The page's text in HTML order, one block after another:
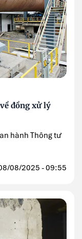
đồng xử lý
hành Thông tư
08/2025 - 09:55